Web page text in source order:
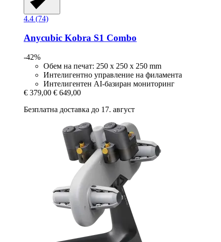
4.4 (74)
Anycubic Kobra S1 Combo
-42%
Обем на печат: 250 x 250 x 250 mm
Интелигентно управление на филамента
Интелигентен AI-базиран мониторинг
€ 379,00 € 649,00
Безплатна доставка до 17. август